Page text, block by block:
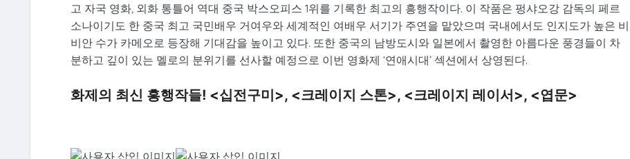
고 자국 영화, 외화 통틀어 역대 중국 박스오피스 1위를 기록한 최고의 흥행작이다. 이 작품은 펑샤오강 감독의 페르
소나이기도 한 중국 최고 국민배우 거여우와 세계적인 여배우 서기가 주연을 맡았으며 국내에서도 인지도가 높은 비
비안 수가 카메오로 등장해 기대감을 높이고 있다. 또한 중국의 남방도시와 일본에서 촬영한 아름다운 풍경들이 차
분하고 깊이 있는 멜로의 분위기를 선사할 예정으로 이번 영화제 ‘연애시대’ 섹션에서 상영된다.
화제의 최신 흥행작들! <십전구미>, <크레이지 스톤>, <크레이지 레이서>, <엽문>